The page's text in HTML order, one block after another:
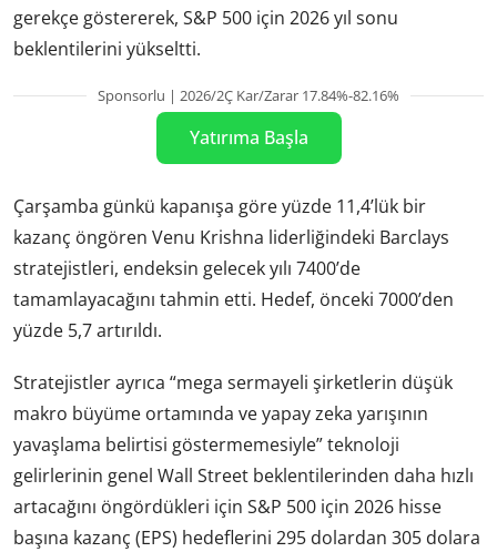
gerekçe göstererek, S&P 500 için 2026 yıl sonu
beklentilerini yükseltti.
Sponsorlu | 2026/2Ç Kar/Zarar 17.84%-82.16%
Yatırıma Başla
Çarşamba günkü kapanışa göre yüzde 11,4’lük bir
kazanç öngören Venu Krishna liderliğindeki Barclays
stratejistleri, endeksin gelecek yılı 7400’de
tamamlayacağını tahmin etti. Hedef, önceki 7000’den
yüzde 5,7 artırıldı.
Stratejistler ayrıca “mega sermayeli şirketlerin düşük
makro büyüme ortamında ve yapay zeka yarışının
yavaşlama belirtisi göstermemesiyle” teknoloji
gelirlerinin genel Wall Street beklentilerinden daha hızlı
artacağını öngördükleri için S&P 500 için 2026 hisse
başına kazanç (EPS) hedeflerini 295 dolardan 305 dolara